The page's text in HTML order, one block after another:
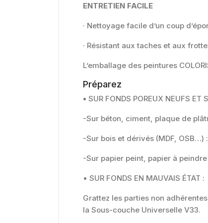
ENTRETIEN FACILE
· Nettoyage facile d’un coup
· Résistant aux taches et aux
L’emballage des peintures
Préparez
• SUR FONDS POREUX NEUFS ET
-Sur béton, ciment, plaque de
-Sur bois et dérivés (MDF,
-Sur papier peint, papier à
• SUR FONDS EN MAUVAIS ÉTAT :
Grattez les parties non
la Sous-couche Universelle V33.